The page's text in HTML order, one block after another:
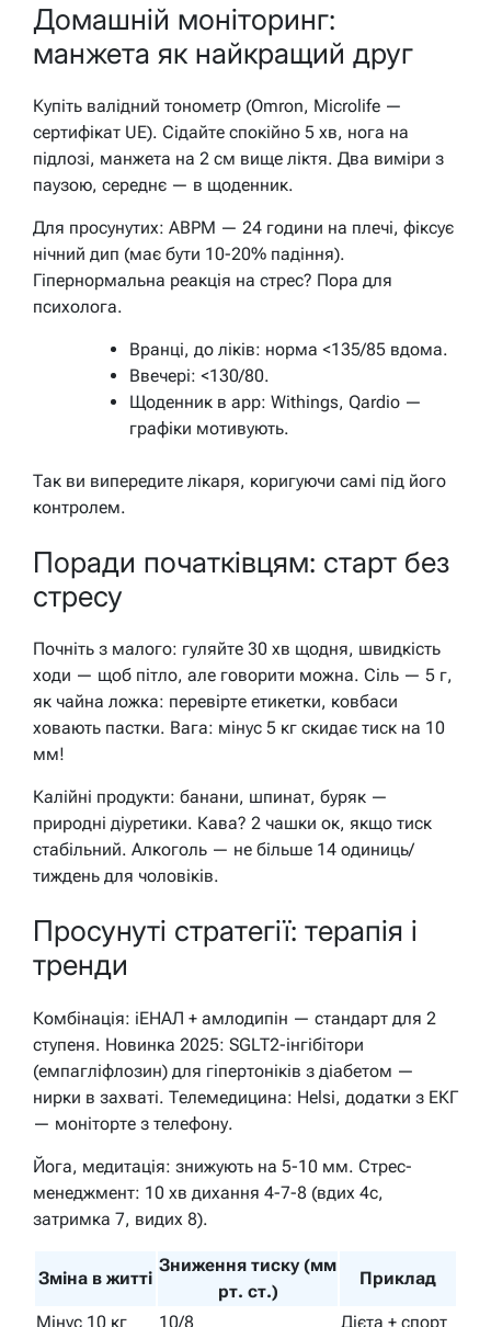
Домашній моніторинг:
манжета як найкращий друг
Купіть валідний тонометр (Omron, Microlife —
сертифікат UE). Сідайте спокійно 5 хв, нога на
підлозі, манжета на 2 см вище ліктя. Два виміри з
паузою, середнє — в щоденник.
Для просунутих: ABPM — 24 години на плечі, фіксує
нічний дип (має бути 10-20% падіння).
Гіпернормальна реакція на стрес? Пора для
психолога.
Вранці, до ліків: норма <135/85 вдома.
Ввечері: <130/80.
Щоденник в app: Withings, Qardio —
графіки мотивують.
Так ви випередите лікаря, коригуючи самі під його
контролем.
Поради початківцям: старт без
стресу
Почніть з малого: гуляйте 30 хв щодня, швидкість
ходи — щоб пітло, але говорити можна. Сіль — 5 г,
як чайна ложка: перевірте етикетки, ковбаси
ховають пастки. Вага: мінус 5 кг скидає тиск на 10
мм!
Калійні продукти: банани, шпинат, буряк —
природні діуретики. Кава? 2 чашки ок, якщо тиск
стабільний. Алкоголь — не більше 14 одиниць/
тиждень для чоловіків.
Просунуті стратегії: терапія і
тренди
Комбінація: іЕНАЛ + амлодипін — стандарт для 2
ступеня. Новинка 2025: SGLT2-інгібітори
(емпагліфлозин) для гіпертоніків з діабетом —
нирки в захваті. Телемедицина: Helsi, додатки з ЕКГ
— моніторте з телефону.
Йога, медитація: знижують на 5-10 мм. Стрес-
менеджмент: 10 хв дихання 4-7-8 (вдих 4с,
затримка 7, видих 8).
Зміна в житті
Зниження тиску (мм
рт. ст.)
Приклад
Мінус 10 кг 10/8 Дієта + спорт